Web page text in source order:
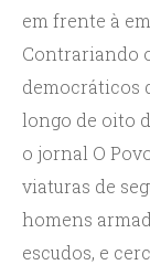
em frente à
Contrariando
democráticos
longo de oito
o jornal O
viaturas de
homens
escudos, e